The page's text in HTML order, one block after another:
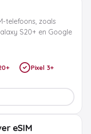
telefoons, zoals
S20+ en Google
Pixel 3+
eSIM